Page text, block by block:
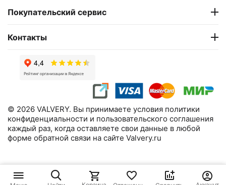
Покупательский сервис
Контакты
© 2026 VALVERY. Вы принимаете условия политики
конфиденциальности и пользовательского соглашения
каждый раз, когда оставляете свои данные в любой
форме обратной связи на сайте Valvery.ru
29 900 В корзину